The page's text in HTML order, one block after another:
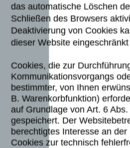
das automatische Löschen
Schließen des Browsers
Deaktivierung von Cookies
dieser Website
Cookies, die zur
Kommunikationsvorgangs
bestimmter, von Ihnen
B. Warenkorbfunktion)
auf Grundlage von Art. 6
gespeichert. Der
berechtigtes Interesse an
Cookies zur technisch